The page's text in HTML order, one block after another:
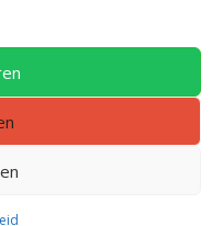
voorbehouden | Website